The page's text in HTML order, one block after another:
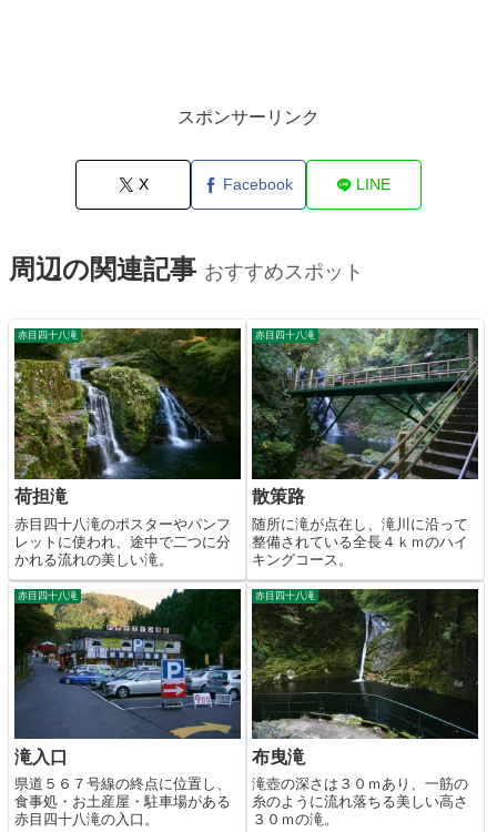
スポンサーリンク
X Facebook LINE
周辺の関連記事 おすすめスポット
赤目四十八滝
荷担滝
赤目四十八滝のポスターやパンフ
レットに使われ、途中で二つに分
かれる流れの美しい滝。
赤目四十八滝
散策路
随所に滝が点在し、滝川に沿って
整備されている全長４ｋｍのハイ
キングコース。
赤目四十八滝
滝入口
県道５６７号線の終点に位置し、
食事処・お土産屋・駐車場がある
赤目四十八滝の入口。
赤目四十八滝
布曳滝
滝壺の深さは３０ｍあり、一筋の
糸のように流れ落ちる美しい高さ
３０ｍの滝。